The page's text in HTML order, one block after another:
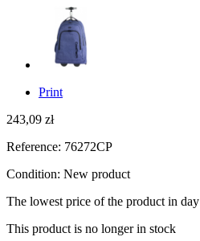
Print
243,09 zł
Reference: 76272CP
Condition: New product
The lowest price of the product in day
This product is no longer in stock